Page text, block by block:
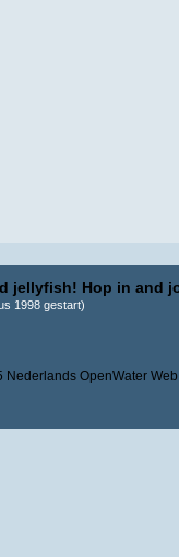
jellyfish! Hop in and
1998 gestart)
Nederlands OpenWater